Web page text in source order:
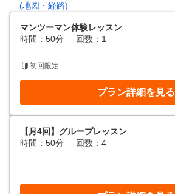
(地図・経路)
マンツーマン体験レッスン
時間：50分
回数：1
初回限定
プラン詳細を見る
【月4回】グループレッスン
時間：50分
回数：4